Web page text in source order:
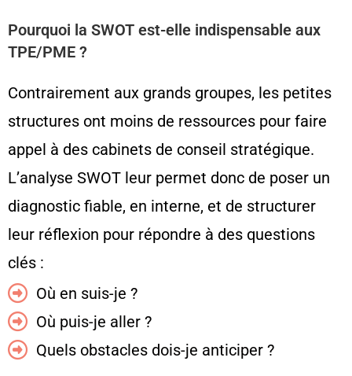
Pourquoi la SWOT est-elle indispensable aux
TPE/PME ?
Contrairement aux grands groupes, les petites
structures ont moins de ressources pour faire
appel à des cabinets de conseil stratégique.
L’analyse SWOT leur permet donc de poser un
diagnostic fiable, en interne, et de structurer
leur réflexion pour répondre à des questions
clés :
Où en suis-je ?
Où puis-je aller ?
Quels obstacles dois-je anticiper ?